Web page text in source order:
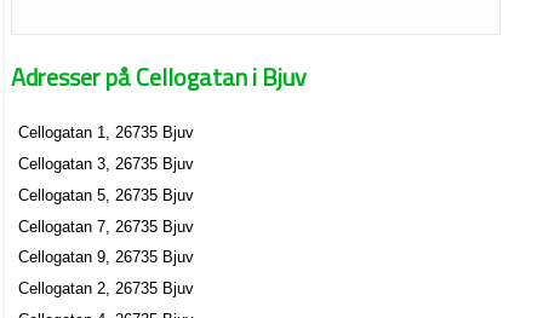
Adresser på Cellogatan i Bjuv
Cellogatan 1, 26735 Bjuv
Cellogatan 3, 26735 Bjuv
Cellogatan 5, 26735 Bjuv
Cellogatan 7, 26735 Bjuv
Cellogatan 9, 26735 Bjuv
Cellogatan 2, 26735 Bjuv